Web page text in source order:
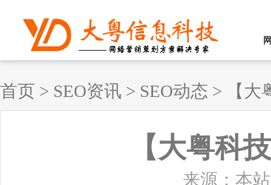
首页 > SEO资讯 > SEO动态 > 【
【大粤科
来源：本